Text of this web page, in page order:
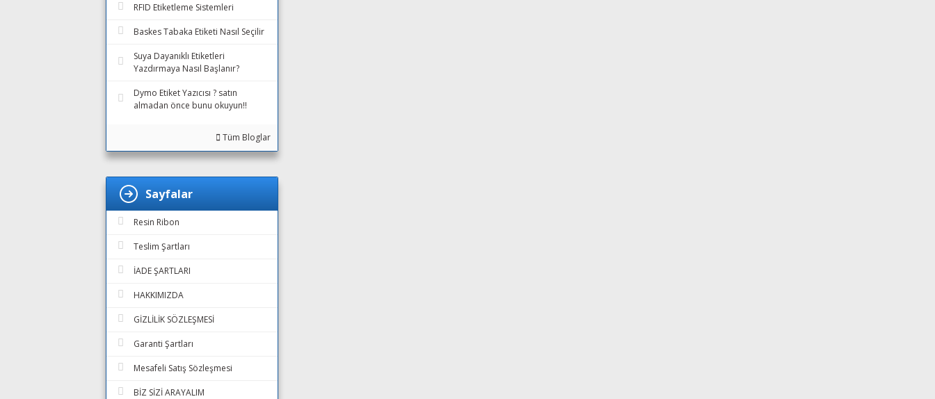
RFID Etiketleme Sistemleri
Baskes Tabaka Etiketi Nasıl Seçilir
Suya Dayanıklı Etiketleri
Yazdırmaya Nasıl Başlanır?
Dymo Etiket Yazıcısı ? satın
almadan önce bunu okuyun!!
Tüm Bloglar
Sayfalar
Resin Ribon
Teslim Şartları
İADE ŞARTLARI
HAKKIMIZDA
GİZLİLİK SÖZLEŞMESİ
Garanti Şartları
Mesafeli Satış Sözleşmesi
BİZ SİZİ ARAYALIM